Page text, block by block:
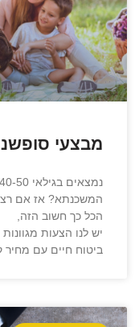
מבצעי
המשכנתא? אז אם
הכל כך חשוב הזה,
יש לנו הצעות
ביטוח חיים עם מחיר קבוע